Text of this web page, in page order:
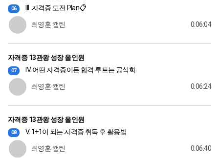
06 III. 자격증 도전 Plan📋
최영훈 캡틴 0:06:04
자격증 13관왕 성장 올인원
07 IV. 어떤 자격증이든 합격 루트는 공식화
최영훈 캡틴 0:06:24
자격증 13관왕 성장 올인원
08 V. 1+1이 되는 자격증 취득 후 활용법
최영훈 캡틴 0:06:40